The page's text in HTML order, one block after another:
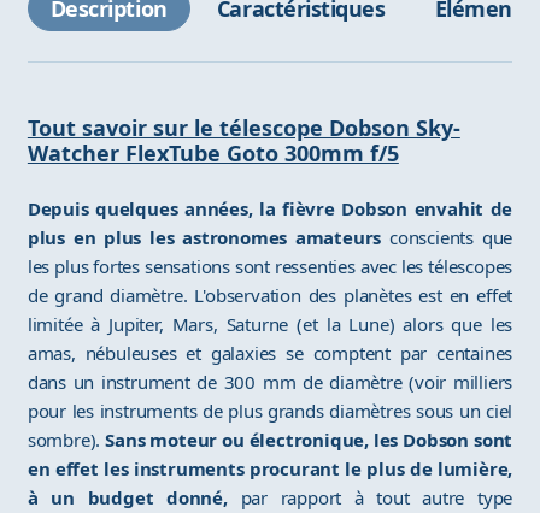
Description Caractéristiques Éléments
Tout savoir sur le télescope Dobson Sky-
Watcher FlexTube Goto 300mm f/5
Depuis quelques années, la fièvre Dobson envahit de
plus en plus les astronomes amateurs conscients que
les plus fortes sensations sont ressenties avec les télescopes
de grand diamètre. L'observation des planètes est en effet
limitée à Jupiter, Mars, Saturne (et la Lune) alors que les
amas, nébuleuses et galaxies se comptent par centaines
dans un instrument de 300 mm de diamètre (voir milliers
pour les instruments de plus grands diamètres sous un ciel
sombre). Sans moteur ou électronique, les Dobson sont
en effet les instruments procurant le plus de lumière,
à un budget donné,par rapport à tout autre type